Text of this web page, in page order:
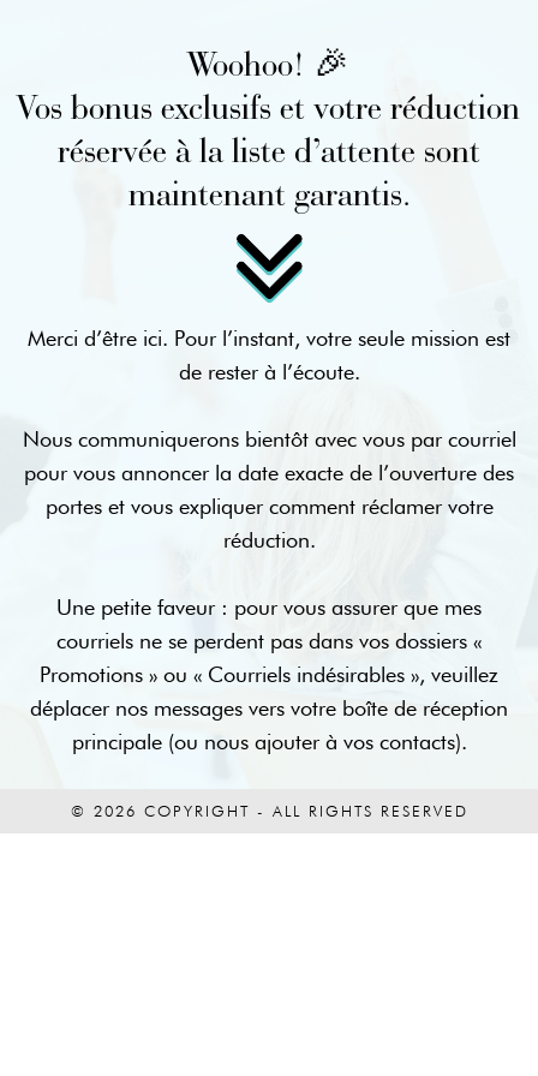
Woohoo! 🎉
Vos bonus exclusifs et votre réduction
réservée à la liste d’attente sont
maintenant garantis.
Merci d’être ici. Pour l’instant, votre seule mission est
de rester à l’écoute.
Nous communiquerons bientôt avec vous par courriel
pour vous annoncer la date exacte de l’ouverture des
portes et vous expliquer comment réclamer votre
réduction.
Une petite faveur : pour vous assurer que mes
courriels ne se perdent pas dans vos dossiers «
Promotions » ou « Courriels indésirables », veuillez
déplacer nos messages vers votre boîte de réception
principale (ou nous ajouter à vos contacts).
© 2026 COPYRIGHT - ALL RIGHTS RESERVED